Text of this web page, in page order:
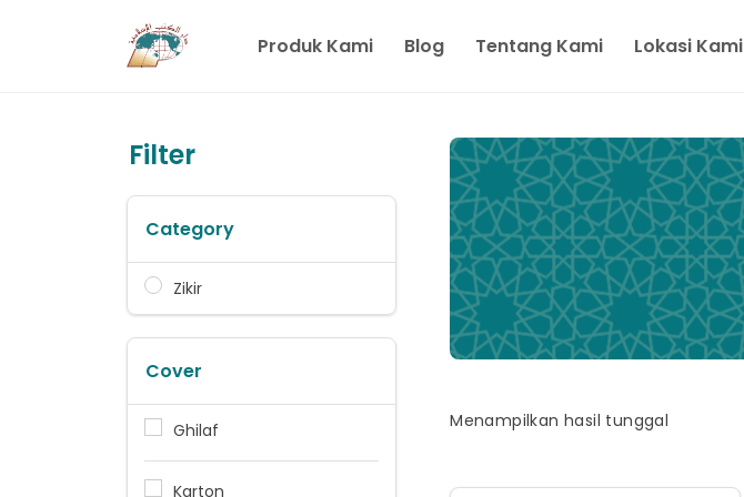
Produk Kami Blog Tentang Kami Lokasi Kami
Menampilkan hasil tunggal
Filter
Category
Zikir
Cover
Ghilaf
Karton